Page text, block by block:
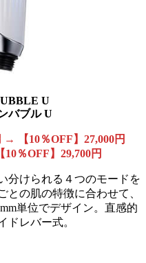
U
バブル U
【10％OFF】27,000円
10％OFF】29,700円
分けられる４つのモードを
との肌の特徴に合わせて、
単位でデザイン。直感的
ドレバー式。